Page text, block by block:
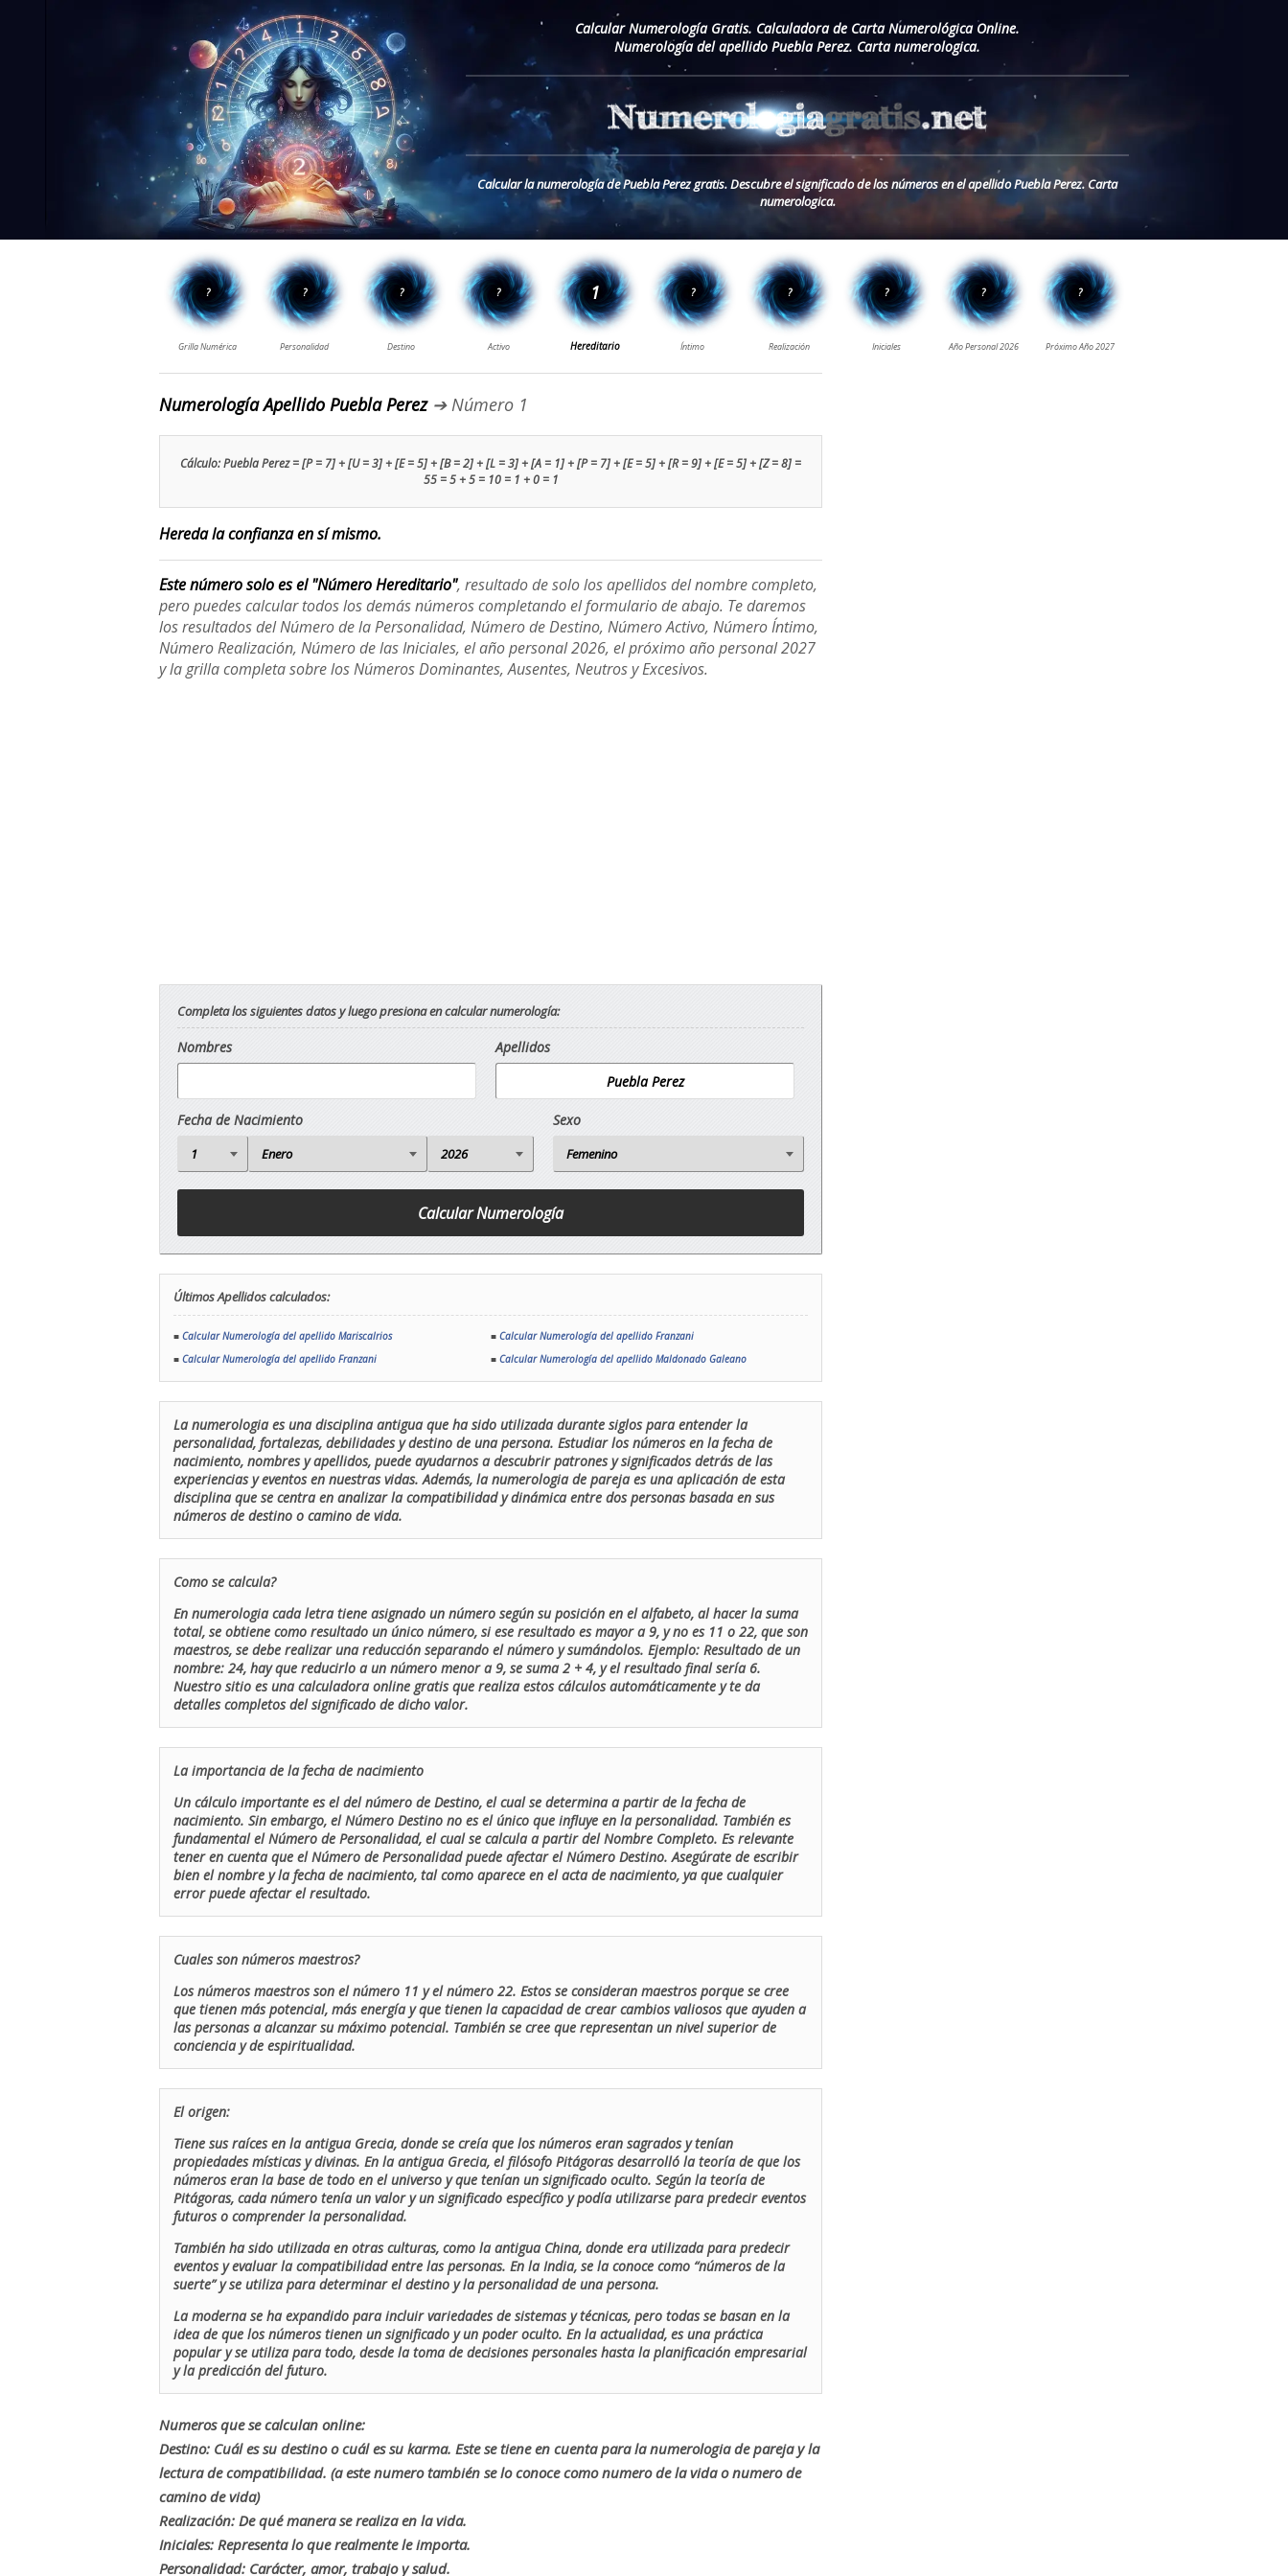
Calcular Numerología Gratis. Calculadora de Carta Numerológica Online.
Numerología del apellido Puebla Perez. Carta numerologica.
Calcular la numerología de Puebla Perez gratis. Descubre el significado de los números en el apellido Puebla Perez. Carta
numerologica.
Numerología Apellido Puebla Perez➔ Número 1
Cálculo: Puebla Perez = [P = 7] + [U = 3] + [E = 5] + [B = 2] + [L = 3] + [A = 1] + [P = 7] + [E = 5] + [R = 9] + [E = 5] + [Z = 8] =
55 = 5 + 5 = 10 = 1 + 0 = 1
Hereda la confianza en sí mismo.
Este número solo es el "Número Hereditario", resultado de solo los apellidos del nombre completo,
pero puedes calcular todos los demás números completando el formulario de abajo. Te daremos
los resultados del Número de la Personalidad, Número de Destino, Número Activo, Número Íntimo,
Número Realización, Número de las Iniciales, el año personal 2026, el próximo año personal 2027
y la grilla completa sobre los Números Dominantes, Ausentes, Neutros y Excesivos.
Completa los siguientes datos y luego presiona en calcular numerología:
Nombres Apellidos
Fecha de Nacimiento Sexo
Últimos Apellidos calculados:
■ Calcular Numerología del apellido Mariscalrios ■ Calcular Numerología del apellido Franzani
■ Calcular Numerología del apellido Franzani ■ Calcular Numerología del apellido Maldonado Galeano
La numerologia es una disciplina antigua que ha sido utilizada durante siglos para entender la
personalidad, fortalezas, debilidades y destino de una persona. Estudiar los números en la fecha de
nacimiento, nombres y apellidos, puede ayudarnos a descubrir patrones y significados detrás de las
experiencias y eventos en nuestras vidas. Además, la numerologia de pareja es una aplicación de esta
disciplina que se centra en analizar la compatibilidad y dinámica entre dos personas basada en sus
números de destino o camino de vida.
Como se calcula?
En numerologia cada letra tiene asignado un número según su posición en el alfabeto, al hacer la suma
total, se obtiene como resultado un único número, si ese resultado es mayor a 9, y no es 11 o 22, que son
maestros, se debe realizar una reducción separando el número y sumándolos. Ejemplo: Resultado de un
nombre: 24, hay que reducirlo a un número menor a 9, se suma 2 + 4, y el resultado final sería 6.
Nuestro sitio es una calculadora online gratis que realiza estos cálculos automáticamente y te da
detalles completos del significado de dicho valor.
La importancia de la fecha de nacimiento
Un cálculo importante es el del número de Destino, el cual se determina a partir de la fecha de
nacimiento. Sin embargo, el Número Destino no es el único que influye en la personalidad. También es
fundamental el Número de Personalidad, el cual se calcula a partir del Nombre Completo. Es relevante
tener en cuenta que el Número de Personalidad puede afectar el Número Destino. Asegúrate de escribir
bien el nombre y la fecha de nacimiento, tal como aparece en el acta de nacimiento, ya que cualquier
error puede afectar el resultado.
Cuales son números maestros?
Los números maestros son el número 11 y el número 22. Estos se consideran maestros porque se cree
que tienen más potencial, más energía y que tienen la capacidad de crear cambios valiosos que ayuden a
las personas a alcanzar su máximo potencial. También se cree que representan un nivel superior de
conciencia y de espiritualidad.
El origen:
Tiene sus raíces en la antigua Grecia, donde se creía que los números eran sagrados y tenían
propiedades místicas y divinas. En la antigua Grecia, el filósofo Pitágoras desarrolló la teoría de que los
números eran la base de todo en el universo y que tenían un significado oculto. Según la teoría de
Pitágoras, cada número tenía un valor y un significado específico y podía utilizarse para predecir eventos
futuros o comprender la personalidad.
También ha sido utilizada en otras culturas, como la antigua China, donde era utilizada para predecir
eventos y evaluar la compatibilidad entre las personas. En la India, se la conoce como “números de la
suerte” y se utiliza para determinar el destino y la personalidad de una persona.
La moderna se ha expandido para incluir variedades de sistemas y técnicas, pero todas se basan en la
idea de que los números tienen un significado y un poder oculto. En la actualidad, es una práctica
popular y se utiliza para todo, desde la toma de decisiones personales hasta la planificación empresarial
y la predicción del futuro.
Numeros que se calculan online:
Destino: Cuál es su destino o cuál es su karma. Este se tiene en cuenta para la numerologia de pareja y la
lectura de compatibilidad. (a este numero también se lo conoce como numero de la vida o numero de
camino de vida)
Realización: De qué manera se realiza en la vida.
Iniciales: Representa lo que realmente le importa.
Personalidad: Carácter, amor, trabajo y salud.